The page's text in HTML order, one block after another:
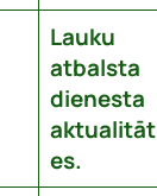
Lauku
atbalsta
dienesta
aktualitāt
es.